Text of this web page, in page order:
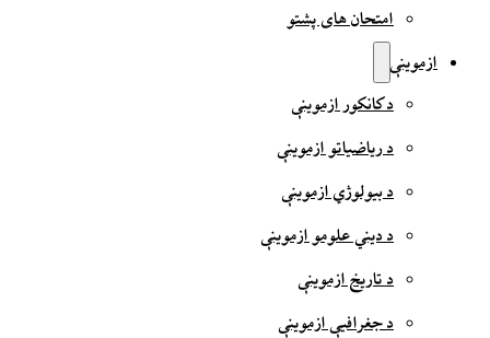
امتحان های پشتو
ازموینې
د کانکور ازموینې
د ریاضیاتو ازموینې
د بیولوژي ازموینې
د دیني علومو ازموینې
د تاریخ ازموینې
د جغرافیې ازموینې